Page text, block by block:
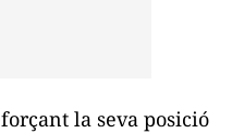
la seva posició